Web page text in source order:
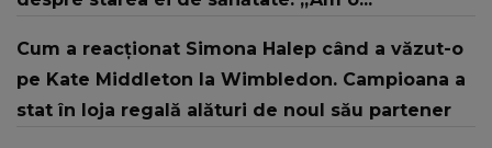
Cum a reacționat Simona Halep când a văzut-o
pe Kate Middleton la Wimbledon. Campioana a
stat în loja regală alături de noul său partener